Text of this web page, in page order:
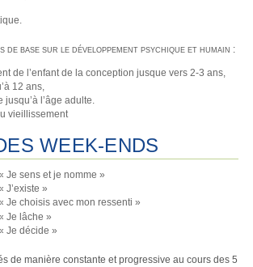
de base sur le développement psychique et humain :
de l’enfant de la conception jusque vers 2-3 ans,
12 ans,
jusqu’à l’âge adulte.
vieillissement
WEEK-ENDS
Je sens et je nomme »
J’existe »
Je choisis avec mon ressenti »
Je lâche »
Je décide »
de manière constante et progressive au cours des 5